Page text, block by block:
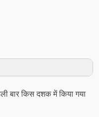
बार किस दशक में किया गया